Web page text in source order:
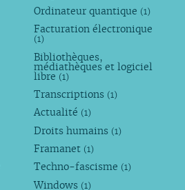
Ordinateur quantique (1)
Facturation électronique
(1)
Bibliothèques,
médiathèques et logiciel
libre (1)
Transcriptions (1)
Actualité (1)
Droits humains (1)
Framanet (1)
Techno-fascisme (1)
Windows (1)